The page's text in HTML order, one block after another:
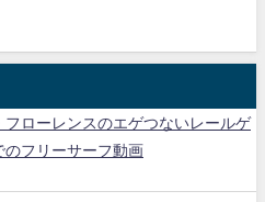
フローレンスのエゲつないレールゲ
のフリーサーフ動画